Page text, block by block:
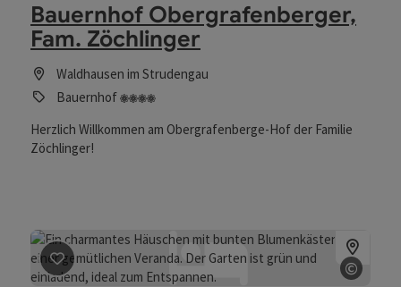
Bauernhof Obergrafenberger,
Fam. Zöchlinger
Waldhausen im Strudengau
Bauernhof
4 Blumen
Herzlich Willkommen am Obergrafenberge-Hof der Familie
Zöchlinger!
©
Beitrag merken: Ferienhaus Tober